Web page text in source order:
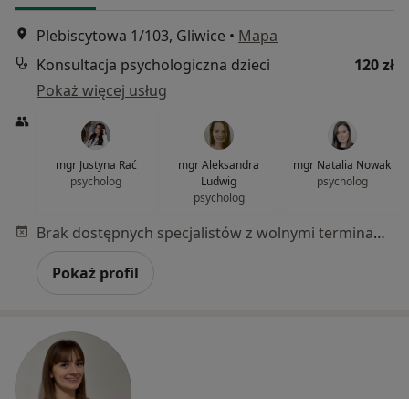
Plebiscytowa 1/103, Gliwice • Mapa
Konsultacja psychologiczna dzieci
120 zł
Pokaż więcej usług
mgr Justyna Rać
psycholog
mgr Aleksandra
Ludwig
psycholog
mgr Natalia Nowak
psycholog
Brak dostępnych specjalistów z wolnymi terminami w tym centrum medycznym.
Pokaż profil